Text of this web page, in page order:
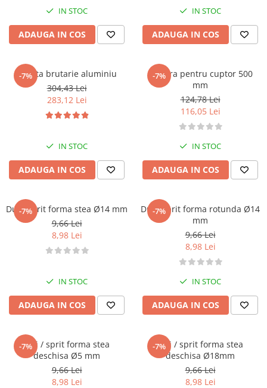
IN STOC
ADAUGA IN COS
IN STOC
ADAUGA IN COS
-7%
Lopata brutarie aluminiu
304,43 Lei
283,12 Lei
IN STOC
ADAUGA IN COS
-7%
Matura pentru cuptor 500
mm
124,78 Lei
116,05 Lei
IN STOC
ADAUGA IN COS
-7%
Dui / sprit forma stea Ø14 mm
9,66 Lei
8,98 Lei
IN STOC
ADAUGA IN COS
-7%
Dui / sprit forma rotunda Ø14
mm
9,66 Lei
8,98 Lei
IN STOC
ADAUGA IN COS
-7%
Dui / sprit forma stea
deschisa Ø5 mm
9,66 Lei
8,98 Lei
-7%
Dui / sprit forma stea
deschisa Ø18mm
9,66 Lei
8,98 Lei